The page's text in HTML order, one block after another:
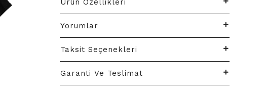
Ürün Özellikleri
Yorumlar
Taksit Seçenekleri
Garanti Ve Teslimat